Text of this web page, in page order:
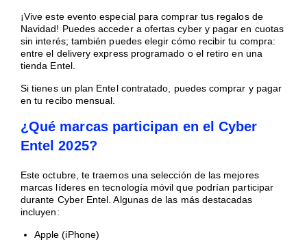
¡Vive este evento especial para comprar tus regalos de
Navidad! Puedes acceder a ofertas cyber y pagar en cuotas
sin interés; también puedes elegir cómo recibir tu compra:
entre el delivery express programado o el retiro en una
tienda Entel.
Si tienes un plan Entel contratado, puedes comprar y pagar
en tu recibo mensual.
¿Qué marcas participan en el Cyber
Entel 2025?
Este octubre, te traemos una selección de las mejores
marcas líderes en tecnología móvil que podrían participar
durante Cyber Entel. Algunas de las más destacadas
incluyen:
Apple (iPhone)